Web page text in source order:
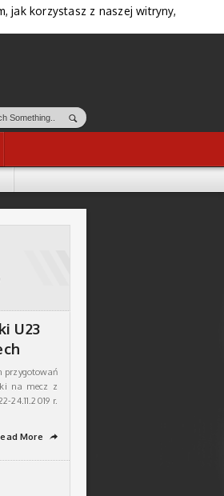
U23
przygotowań
na mecz z
24.11.2019 r.
More
➦
jak korzystasz z naszej witryny,